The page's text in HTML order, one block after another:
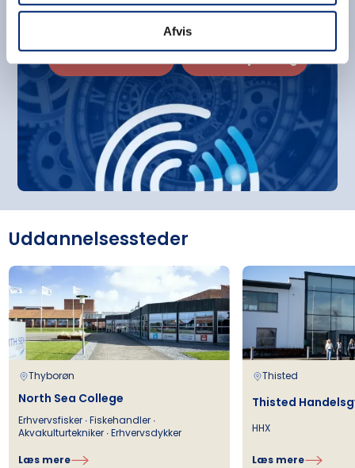
Afvis
Uddannelsessteder
Thyborøn
North Sea College
Erhvervsfisker ∙ Fiskehandler ∙
Akvakulturtekniker ∙ Erhvervsdykker
Læs mere
Thisted
Thisted
HHX
Læs mere